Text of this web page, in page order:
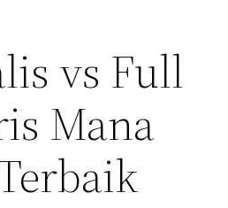
vs Full
Mana